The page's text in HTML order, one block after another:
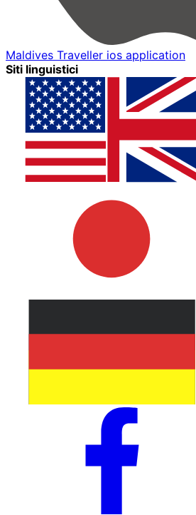
Maldives Traveller ios application
Siti linguistici